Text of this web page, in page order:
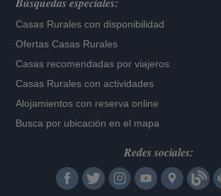
Casas Rurales con disponibilidad
Ofertas Casas Rurales
Casas recomendadas por viajeros
Casas Rurales con actividades
Alojamientos con reserva online
Busca por ubicación en el mapa
Redes sociales: